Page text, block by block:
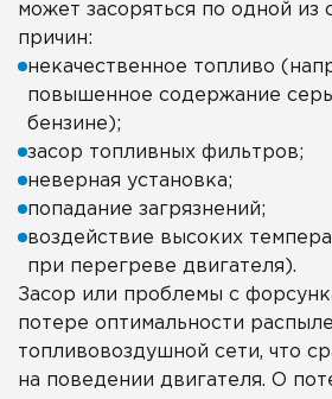
может засоряться по одной
причин:
некачественное топливо
повышенное содержание
бензине);
засор топливных фильтров;
неверная установка;
попадание загрязнений;
воздействие высоких
при перегреве двигателя).
Засор или проблемы с
потере оптимальности
топливовоздушной сети, что
на поведении двигателя. О